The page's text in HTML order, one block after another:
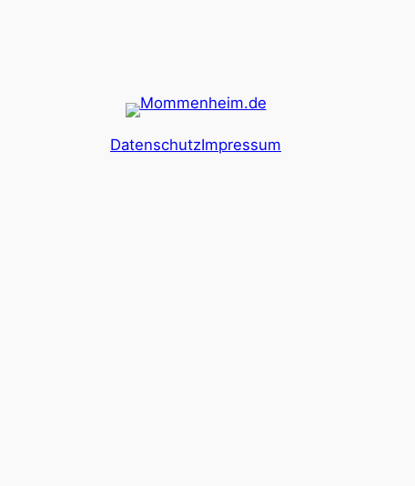
DatenschutzImpressum